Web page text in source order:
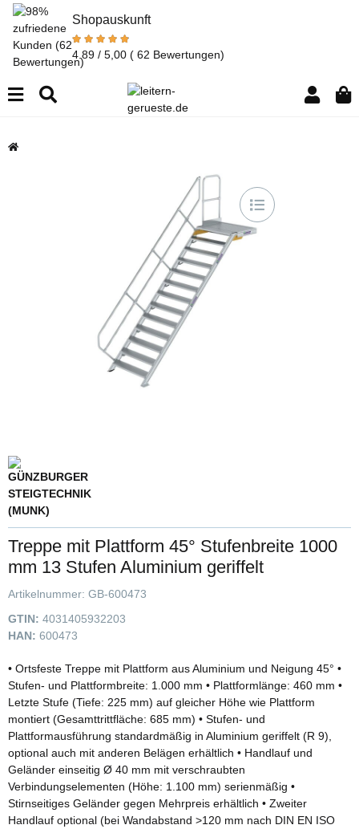
Shopauskunft
4.89 / 5,00 ( 62 Bewertungen)
Treppe mit Plattform 45° Stufenbreite 1000
mm 13 Stufen Aluminium geriffelt
Artikelnummer: GB-600473
GTIN: 4031405932203
HAN: 600473
• Ortsfeste Treppe mit Plattform aus Aluminium und Neigung 45° •
Stufen- und Plattformbreite: 1.000 mm • Plattformlänge: 460 mm •
Letzte Stufe (Tiefe: 225 mm) auf gleicher Höhe wie Plattform
montiert (Gesamttrittfläche: 685 mm) • Stufen- und
Plattformausführung standardmäßig in Aluminium geriffelt (R 9),
optional auch mit anderen Belägen erhältlich • Handlauf und
Geländer einseitig Ø 40 mm mit verschraubten
Verbindungselementen (Höhe: 1.100 mm) serienmäßig •
Stirnseitiges Geländer gegen Mehrpreis erhältlich • Zweiter
Handlauf optional (bei Wandabstand >120 mm nach DIN EN ISO